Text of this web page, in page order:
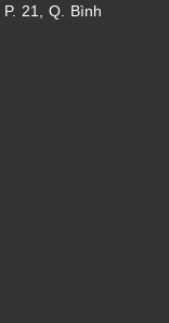
21, Q. Bình